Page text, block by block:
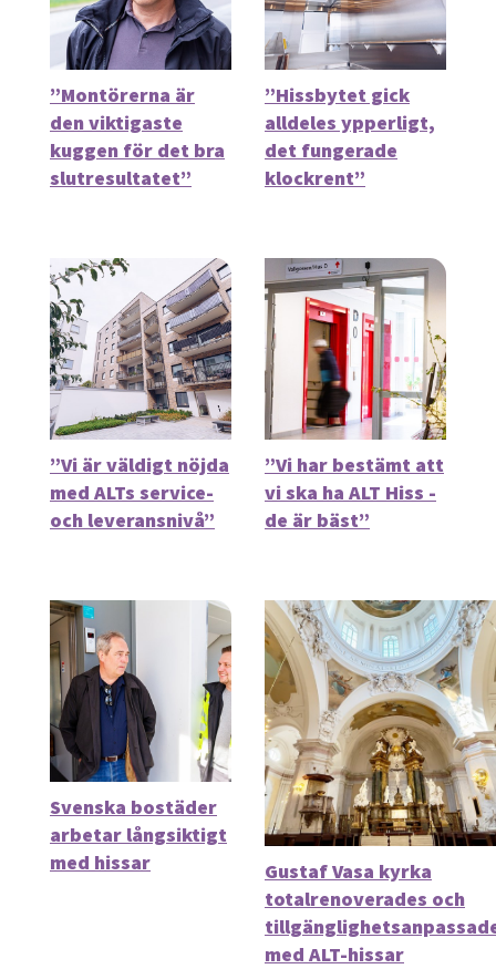
”Montörerna är
den viktigaste
kuggen för det bra
slutresultatet”
”Hissbytet gick
alldeles ypperligt,
det fungerade
klockrent”
”Vi är väldigt nöjda
med ALTs service-
och leveransnivå”
”Vi har bestämt att
vi ska ha ALT Hiss -
de är bäst”
Svenska bostäder
arbetar långsiktigt
med hissar
Gustaf Vasa kyrka
totalrenoverades och
med ALT-hissar